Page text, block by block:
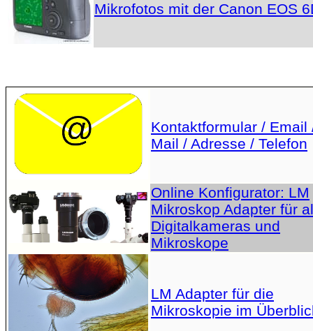
Mikrofotos mit der Canon EOS
Kontaktformular / Email
Mail / Adresse / Telefon
Online Konfigurator: LM
Mikroskop Adapter für
Digitalkameras und
Mikroskope
LM Adapter für die
Mikroskopie im